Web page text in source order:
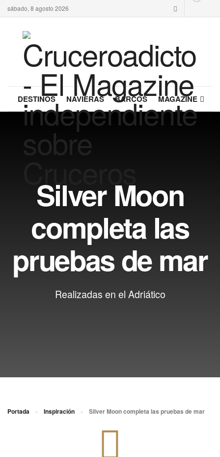
sábado, 8 agosto 2026
DESTINOS NAVIERAS BARCOS MAGAZINE
Silver Moon
completa las
pruebas de mar
Realizadas en el Adriático
Portada » Inspiración » Silver Moon completa las pruebas de mar